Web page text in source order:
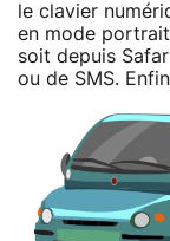
le clavier
en mode
soit depuis
ou de SMS.